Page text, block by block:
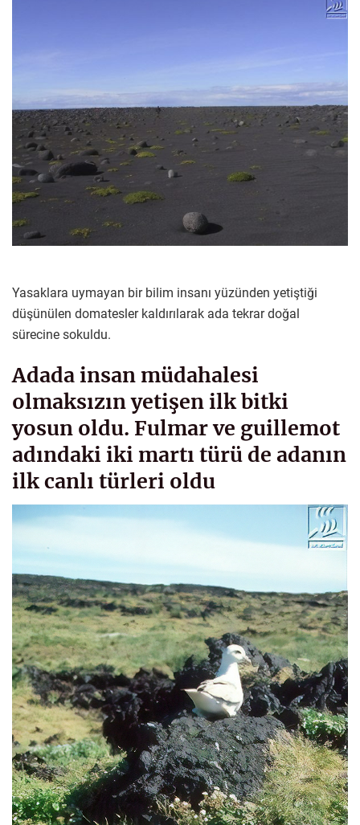
Yasaklara uymayan bir bilim insanı yüzünden yetiştiği
düşünülen domatesler kaldırılarak ada tekrar doğal
sürecine sokuldu.
Adada insan müdahalesi
olmaksızın yetişen ilk bitki
yosun oldu. Fulmar ve guillemot
adındaki iki martı türü de adanın
ilk canlı türleri oldu